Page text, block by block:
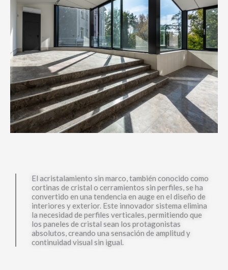
El acristalamiento sin marco, también conocido como
cortinas de cristal o cerramientos sin perfiles, se ha
convertido en una tendencia en auge en el diseño de
interiores y exterior. Este innovador sistema elimina
la necesidad de perfiles verticales, permitiendo que
los paneles de cristal sean los protagonistas
absolutos, creando una sensación de amplitud y
continuidad visual sin igual.